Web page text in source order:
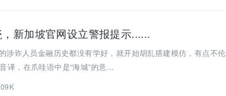
新加坡官网设立警报提示......
涉诈人员金融历史都没有学好，就开始胡乱搭建模仿，有点不伦
译，在爪哇语中是“海城”的意...